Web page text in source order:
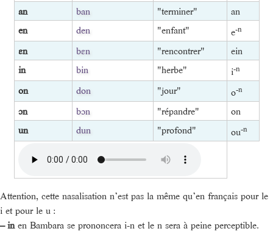
an
ban "terminer"
an
en
den "enfant" e-n
ɛn bɛn "rencontrer"
ein
in
bin "herbe" i-n
on don "jour" o-n
ɔn bɔn "répandre"
on
un
dun "profond" ou-n
Attention, cette nasalisation n’est pas la même qu’en français pour le
i et pour le u :
–inen Bambara se prononcera i-n et le n sera à peine perceptible.